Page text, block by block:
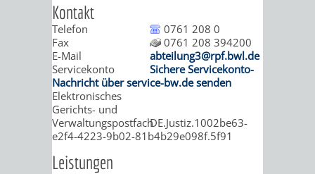
FLÜCHTLINGEDENKMALSCHUTZ
AUFGABEN
DER
UNTEREN
STEUERVORTEILE
SATZUNGEN
IM
VERKAUF
STÄDTISCHER
BAUPLÄTZE
VERKAUF
/
AMT
Kontakt
Telefon
0761 208 0
Fax
0761 208 394200
E-Mail
abteilung3@rpf.bwl.de
Servicekonto
Sichere Servicekonto-
Nachricht über service-bw.de senden
Elektronisches
Gerichts- und
VerwaltungspostfachDE.Justiz.1002be63-
e2f4-4223-9b02-81b4b29e098f.5f91
Leistungen